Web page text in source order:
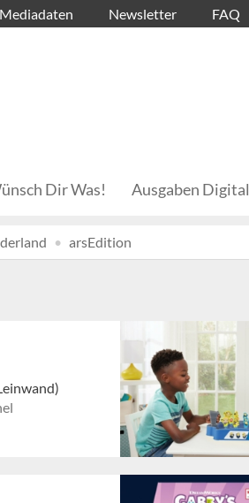
Mediadaten Newsletter FAQ
Dir Was! Ausgaben Digital
arsEdition